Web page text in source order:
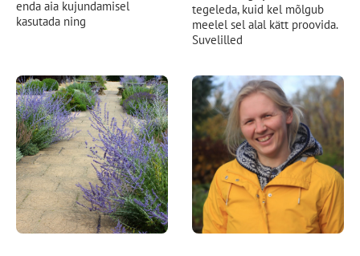
enda aia kujundamisel
kasutada ning
tegeleda, kuid kel mõlgub
meelel sel alal kätt proovida.
Suvelilled